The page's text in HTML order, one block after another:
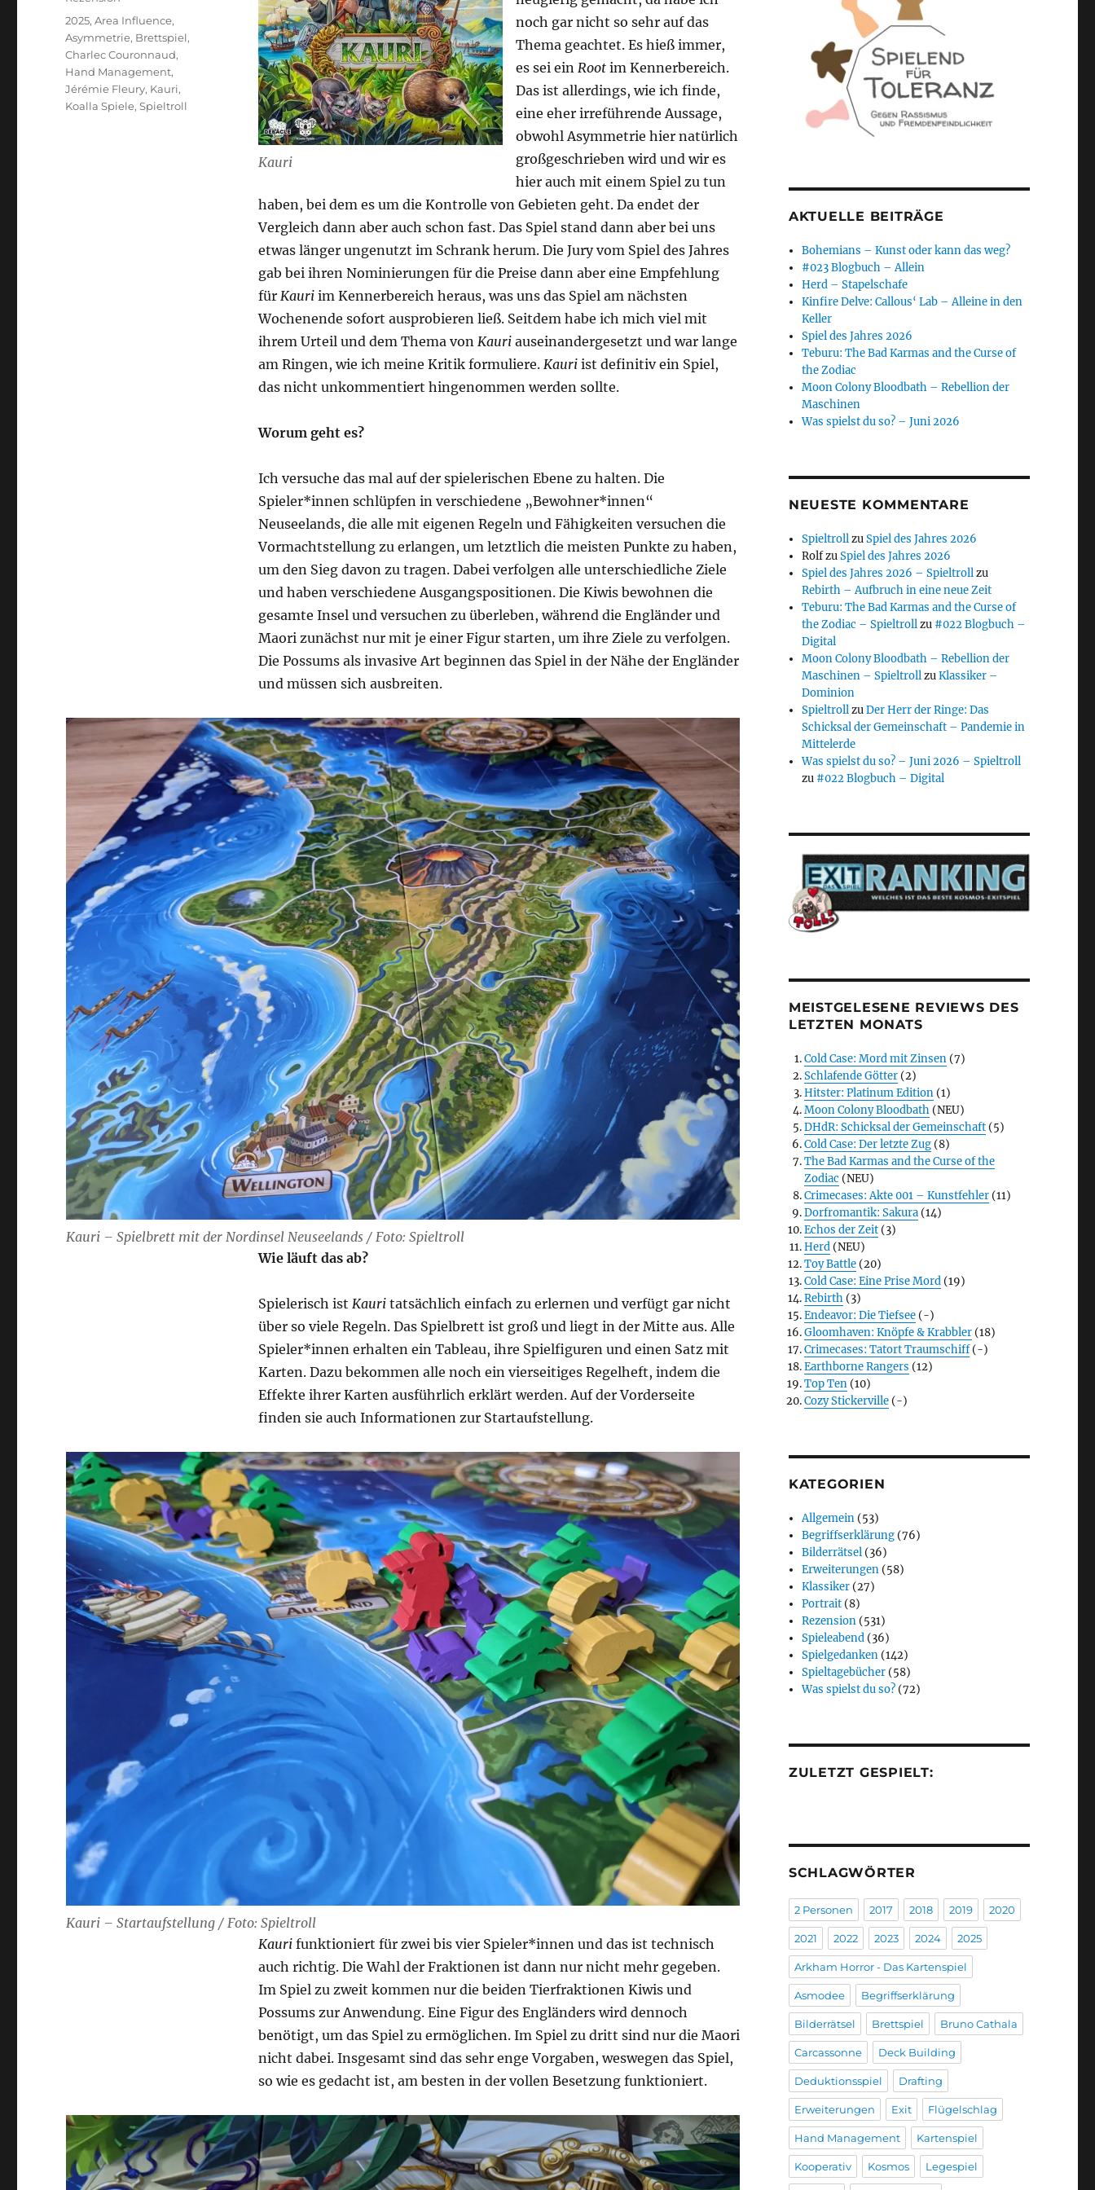
Kauri
noch gar nicht so sehr auf das
Thema geachtet. Es hieß immer,
es sei ein Rootim Kennerbereich.
Das ist allerdings, wie ich finde,
eine eher irreführende Aussage,
obwohl Asymmetrie hier natürlich
großgeschrieben wird und wir es
hier auch mit einem Spiel zu tun
haben, bei dem es um die Kontrolle von Gebieten geht. Da endet der
Vergleich dann aber auch schon fast. Das Spiel stand dann aber bei uns
etwas länger ungenutzt im Schrank herum. Die Jury vom Spiel des Jahres
gab bei ihren Nominierungen für die Preise dann aber eine Empfehlung
für Kauriim Kennerbereich heraus, was uns das Spiel am nächsten
Wochenende sofort ausprobieren ließ. Seitdem habe ich mich viel mit
ihrem Urteil und dem Thema von Kauriauseinandergesetzt und war lange
am Ringen, wie ich meine Kritik formuliere. Kauriist definitiv ein Spiel,
das nicht unkommentiert hingenommen werden sollte.
Worum geht es?
Ich versuche das mal auf der spielerischen Ebene zu halten. Die
Spieler*innen schlüpfen in verschiedene „Bewohner*innen“
Neuseelands, die alle mit eigenen Regeln und Fähigkeiten versuchen die
Vormachtstellung zu erlangen, um letztlich die meisten Punkte zu haben,
um den Sieg davon zu tragen. Dabei verfolgen alle unterschiedliche Ziele
und haben verschiedene Ausgangspositionen. Die Kiwis bewohnen die
gesamte Insel und versuchen zu überleben, während die Engländer und
Maori zunächst nur mit je einer Figur starten, um ihre Ziele zu verfolgen.
Die Possums als invasive Art beginnen das Spiel in der Nähe der Engländer
und müssen sich ausbreiten.
Kauri – Spielbrett mit der Nordinsel Neuseelands / Foto: Spieltroll
Wie läuft das ab?
Spielerisch ist Kauritatsächlich einfach zu erlernen und verfügt gar nicht
über so viele Regeln. Das Spielbrett ist groß und liegt in der Mitte aus. Alle
Spieler*innen erhalten ein Tableau, ihre Spielfiguren und einen Satz mit
Karten. Dazu bekommen alle noch ein vierseitiges Regelheft, indem die
Effekte ihrer Karten ausführlich erklärt werden. Auf der Vorderseite
finden sie auch Informationen zur Startaufstellung.
Kauri – Startaufstellung / Foto: Spieltroll
Kaurifunktioniert für zwei bis vier Spieler*innen und das ist technisch
auch richtig. Die Wahl der Fraktionen ist dann nur nicht mehr gegeben.
Im Spiel zu zweit kommen nur die beiden Tierfraktionen Kiwis und
Possums zur Anwendung. Eine Figur des Engländers wird dennoch
benötigt, um das Spiel zu ermöglichen. Im Spiel zu dritt sind nur die Maori
nicht dabei. Insgesamt sind das sehr enge Vorgaben, weswegen das Spiel,
so wie es gedacht ist, am besten in der vollen Besetzung funktioniert.
Schlagwörter
2025,Area Influence,
Asymmetrie, Brettspiel,
Charlec Couronnaud,
Hand Management,
Jérémie Fleury, Kauri,
Koalla Spiele,Spieltroll
AKTUELLE BEITRÄGE
Bohemians – Kunst oder kann das weg?
#023 Blogbuch – Allein
Herd – Stapelschafe
Kinfire Delve: Callous‘ Lab – Alleine in den
Keller
Spiel des Jahres 2026
Teburu: The Bad Karmas and the Curse of
the Zodiac
Moon Colony Bloodbath – Rebellion der
Maschinen
Was spielst du so? – Juni 2026
NEUESTE KOMMENTARE
SpieltrollzuSpiel des Jahres 2026
RolfzuSpiel des Jahres 2026
Spiel des Jahres 2026 – Spieltrollzu
Rebirth – Aufbruch in eine neue Zeit
Teburu: The Bad Karmas and the Curse of
the Zodiac – Spieltrollzu #022 Blogbuch –
Digital
Moon Colony Bloodbath – Rebellion der
Maschinen – SpieltrollzuKlassiker –
Dominion
SpieltrollzuDer Herr der Ringe: Das
Schicksal der Gemeinschaft – Pandemie in
Mittelerde
Was spielst du so? – Juni 2026 – Spieltroll
zu #022 Blogbuch – Digital
MEISTGELESENE REVIEWS DES
LETZTEN MONATS
Cold Case: Mord mit Zinsen (7)
Schlafende Götter (2)
Hitster: Platinum Edition (1)
Moon Colony Bloodbath (NEU)
DHdR: Schicksal der Gemeinschaft (5)
Cold Case: Der letzte Zug (8)
The Bad Karmas and the Curse of the
Zodiac (NEU)
Crimecases: Akte 001 – Kunstfehler (11)
Dorfromantik: Sakura (14)
Echos der Zeit (3)
Herd (NEU)
Toy Battle (20)
Cold Case: Eine Prise Mord (19)
Rebirth (3)
Endeavor: Die Tiefsee (-)
Gloomhaven: Knöpfe & Krabbler (18)
Crimecases: Tatort Traumschiff(-)
Earthborne Rangers (12)
Top Ten (10)
Cozy Stickerville (-)
KATEGORIEN
Allgemein (53)
Begriffserklärung (76)
Bilderrätsel (36)
Erweiterungen (58)
Klassiker (27)
Portrait (8)
Rezension (531)
Spieleabend (36)
Spielgedanken (142)
Spieltagebücher (58)
Was spielst du so? (72)
ZULETZT GESPIELT:
SCHLAGWÖRTER
2 Personen 2017 2018 2019 2020
2021 2022 2023 2024 2025
Arkham Horror - Das Kartenspiel
Asmodee Begriffserklärung
Bilderrätsel Brettspiel Bruno Cathala
Carcassonne Deck Building
Deduktionsspiel Drafting
Erweiterungen Exit Flügelschlag
Hand Management Kartenspiel
Kooperativ Kosmos Legespiel